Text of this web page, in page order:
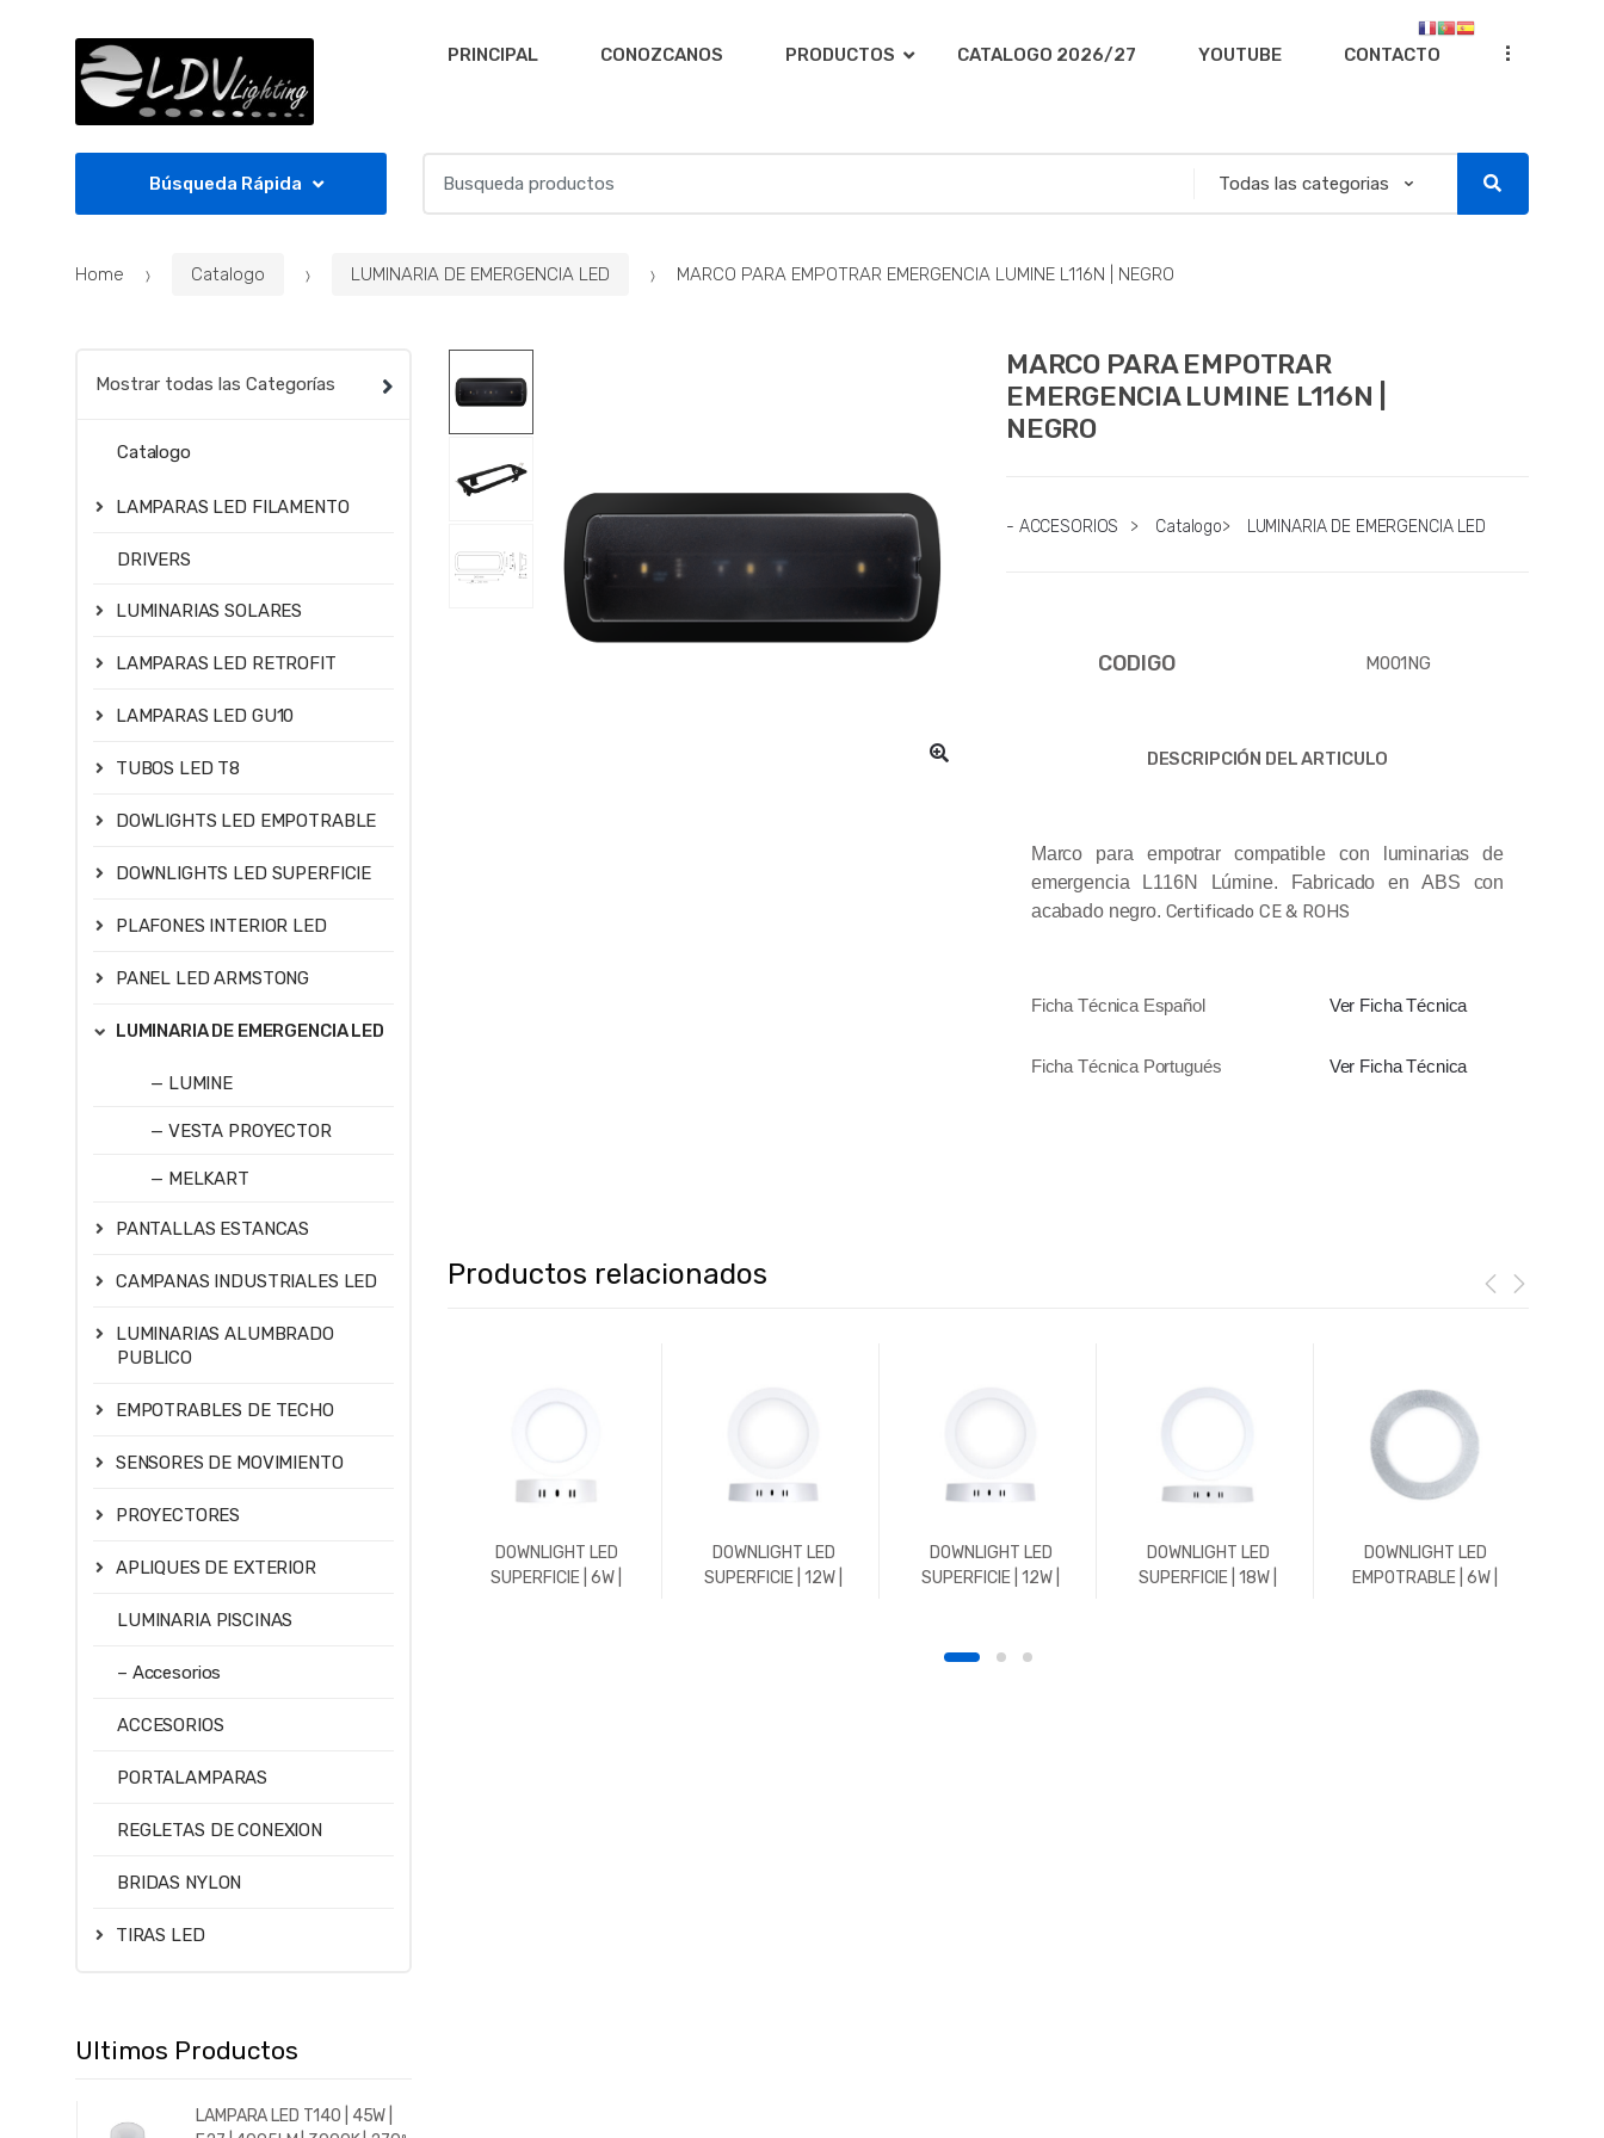
PRINCIPAL CONOZCANOS PRODUCTOS CATALOGO 2026/27 YOUTUBE CONTACTO ...
Búsqueda Rápida
c
Home Catalogo LUMINARIA DE EMERGENCIA LED MARCO PARA EMPOTRAR EMERGENCIA LUMINE L116N | NEGRO
MARCO PARA EMPOTRAR
EMERGENCIA LUMINE L116N |
NEGRO
- ACCESORIOS > Catalogo> LUMINARIA DE EMERGENCIA LED
CODIGO M001NG
DESCRIPCIÓN DEL ARTICULO
Marco para empotrar compatible con luminarias de
emergencia L116N Lúmine. Fabricado en ABS con
acabado negro. Certificado CE & ROHS
Ficha Técnica Español Ver Ficha Técnica
Ficha Técnica Portugués Ver Ficha Técnica
Productos relacionados
DOWNLIGHT LED
SUPERFICIE | 6W |
DOWNLIGHT LED
SUPERFICIE | 12W |
DOWNLIGHT LED
SUPERFICIE | 12W |
DOWNLIGHT LED
SUPERFICIE | 18W |
DOWNLIGHT LED
EMPOTRABLE | 6W |
Mostrar todas las Categorías
Catalogo
LAMPARAS LED FILAMENTO
DRIVERS
LUMINARIAS SOLARES
LAMPARAS LED RETROFIT
LAMPARAS LED GU10
TUBOS LED T8
DOWLIGHTS LED EMPOTRABLE
DOWNLIGHTS LED SUPERFICIE
PLAFONES INTERIOR LED
PANEL LED ARMSTONG
LUMINARIA DE EMERGENCIA LED
— LUMINE
— VESTA PROYECTOR
— MELKART
PANTALLAS ESTANCAS
CAMPANAS INDUSTRIALES LED
LUMINARIAS ALUMBRADO
PUBLICO
EMPOTRABLES DE TECHO
SENSORES DE MOVIMIENTO
PROYECTORES
APLIQUES DE EXTERIOR
LUMINARIA PISCINAS
– Accesorios
ACCESORIOS
PORTALAMPARAS
REGLETAS DE CONEXION
BRIDAS NYLON
TIRAS LED
Ultimos Productos
LAMPARA LED T140 | 45W |